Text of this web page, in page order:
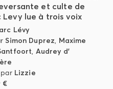
et culte de
Levy lue à trois voix
Lévy
Simon Duprez, Maxime
, Audrey d'
Lizzie
€